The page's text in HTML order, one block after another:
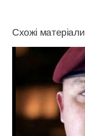
Схожі матеріали